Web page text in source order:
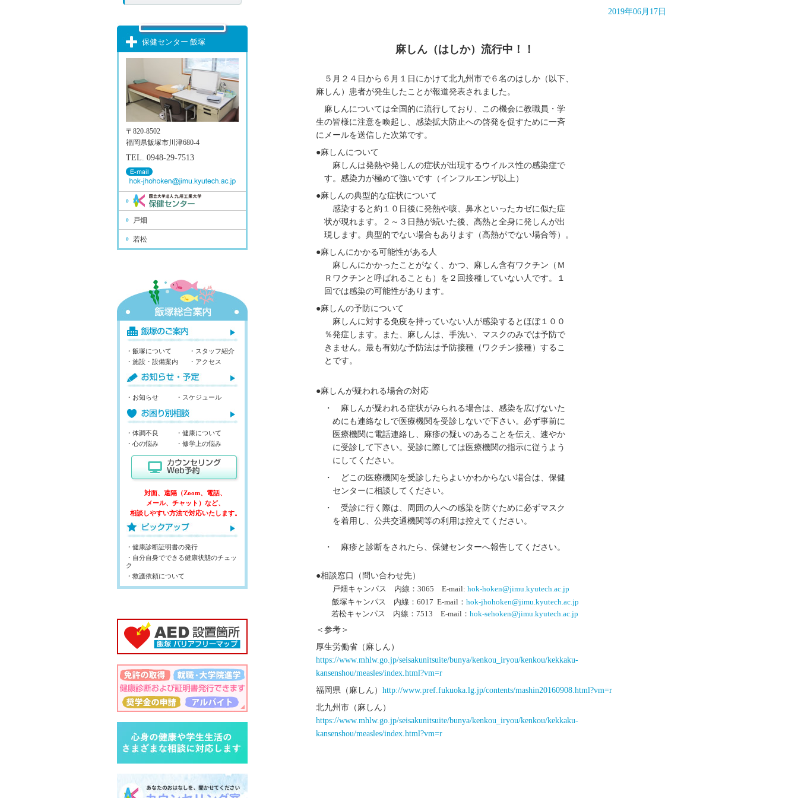
保健センター 飯塚
〒820-8502
福岡県飯塚市川津680-4
TEL. 0948-29-7513
戸畑
若松
・飯塚について
・スタッフ紹介
・施設・設備案内
・アクセス
・お知らせ ・スケジュール
・体調不良
・健康について
・心の悩み
・修学上の悩み
対面、遠隔（Zoom、電話、
メール、チャット）など、
相談しやすい方法で対応いたします。
・健康診断証明書の発行
・自分自身でできる健康状態のチェッ
ク
・救護依頼について
2019年06月17日
麻しん（はしか）流行中！！
５月２４日から６月１日にかけて北九州市で６名のはしか（以下、
麻しん）患者が発生したことが報道発表されました。
麻しんについては全国的に流行しており、この機会に教職員・学
生の皆様に注意を喚起し、感染拡大防止への啓発を促すために一斉
にメールを送信した次第です。
●麻しんについて
麻しんは発熱や発しんの症状が出現するウイルス性の感染症で
す。感染力が極めて強いです（インフルエンザ以上）
●麻しんの典型的な症状について
感染すると約１０日後に発熱や咳、鼻水といったカゼに似た症
状が現れます。２～３日熱が続いた後、高熱と全身に発しんが出
現します。典型的でない場合もあります（高熱がでない場合等）。
●麻しんにかかる可能性がある人
麻しんにかかったことがなく、かつ、麻しん含有ワクチン（Ｍ
Ｒワクチンと呼ばれることも）を２回接種していない人です。１
回では感染の可能性があります。
●麻しんの予防について
麻しんに対する免疫を持っていない人が感染するとほぼ１００
％発症します。また、麻しんは、手洗い、マスクのみでは予防で
きません。最も有効な予防法は予防接種（ワクチン接種）するこ
とです。
●麻しんが疑われる場合の対応
・ 麻しんが疑われる症状がみられる場合は、感染を広げないた
めにも連絡なしで医療機関を受診しないで下さい。必ず事前に
医療機関に電話連絡し、麻疹の疑いのあることを伝え、速やか
に受診して下さい。受診に際しては医療機関の指示に従うよう
にしてください。
・ どこの医療機関を受診したらよいかわからない場合は、保健
センターに相談してください。
・ 受診に行く際は、周囲の人への感染を防ぐために必ずマスク
を着用し、公共交通機関等の利用は控えてください。
・ 麻疹と診断をされたら、保健センターへ報告してください。
●相談窓口（問い合わせ先）
戸畑キャンパス 内線：3065 E-mail: hok-hoken@jimu.kyutech.ac.jp
飯塚キャンパス 内線：6017 E-mail： hok-jhohoken@jimu.kyutech.ac.jp
若松キャンパス 内線：7513 E-mail： hok-sehoken@jimu.kyutech.ac.jp
＜参考＞
厚生労働省（麻しん）
https://www.mhlw.go.jp/seisakunitsuite/bunya/kenkou_iryou/kenkou/kekkaku-
kansenshou/measles/index.html?vm=r
福岡県（麻しん） http://www.pref.fukuoka.lg.jp/contents/mashin20160908.html?vm=r
北九州市（麻しん）
https://www.mhlw.go.jp/seisakunitsuite/bunya/kenkou_iryou/kenkou/kekkaku-
kansenshou/measles/index.html?vm=r